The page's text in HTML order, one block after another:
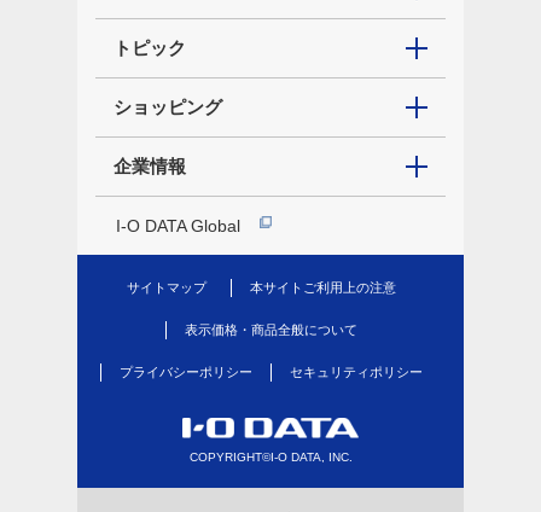
トピック
ショッピング
企業情報
I-O DATA Global
サイトマップ 本サイトご利用上の注意
表示価格・商品全般について
プライバシーポリシー セキュリティポリシー
COPYRIGHT©I-O DATA, INC.